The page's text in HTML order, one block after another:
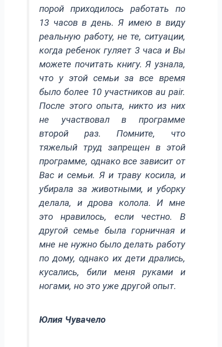
порой приходилось работать по
13 часов в день. Я имею в виду
реальную работу, не те, ситуации,
когда ребенок гуляет 3 часа и Вы
можете почитать книгу. Я узнала,
что у этой семьи за все время
было более 10 участников au pair.
После этого опыта, никто из них
не участвовал в программе
второй раз. Помните, что
тяжелый труд запрещен в этой
программе, однако все зависит от
Вас и семьи. Я и траву косила, и
убирала за животными, и уборку
делала, и дрова колола. И мне
это нравилось, если честно. В
другой семье была горничная и
мне не нужно было делать работу
по дому, однако их дети дрались,
кусались, били меня руками и
ногами, но это уже другой опыт.
Юлия Чувачело